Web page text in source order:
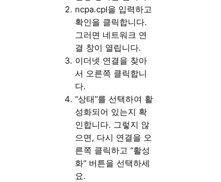
ncpa.cpl을 입력하고
확인을 클릭합니다.
그러면 네트워크 연
결 창이 열립니다.
이더넷 연결을 찾아
서 오른쪽 클릭합니
다.
“상태”를 선택하여 활
성화되어 있는지 확
인합니다. 그렇지 않
으면, 다시 연결을 오
른쪽 클릭하고 “활성
화” 버튼을 선택하세
요.